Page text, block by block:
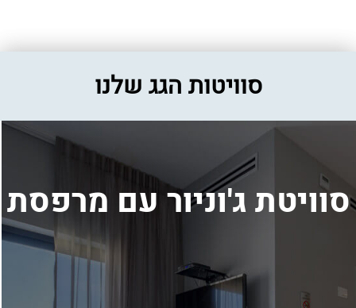
סוויטות הגג שלנו
סוויטת ג'וניור עם מרפסת